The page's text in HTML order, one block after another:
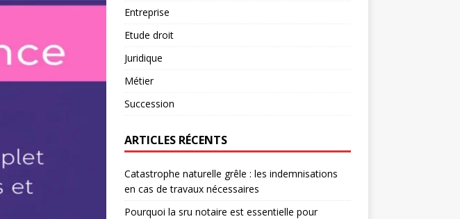
Entreprise
Etude droit
Juridique
Métier
Succession
ARTICLES RÉCENTS
Catastrophe naturelle grêle : les indemnisations
en cas de travaux nécessaires
Pourquoi la sru notaire est essentielle pour